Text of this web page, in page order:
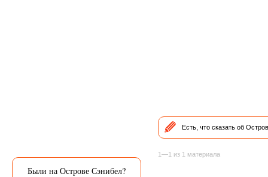
Были на Острове Сэнибел?
Есть, что сказать об
1—1 из 1 материала